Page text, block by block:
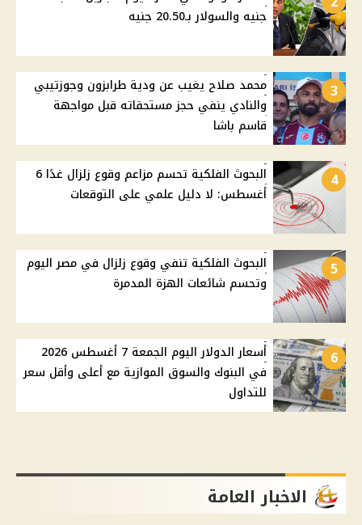
جنيه والسولار بـ20.50 جنيه
3
محمد صلاح يغيب عن ودية طرابزون وجوزتيبي
والنادي ينفي حجز مستحقاته قبل مواجهة
قاسم باشا
4
البحوث الفلكية تحسم مزاعم وقوع زلزال غدًا 6
أغسطس: لا دليل علمي على التوقعات
5
البحوث الفلكية تنفي وقوع زلزال في مصر اليوم
وتحسم شائعات الهزة المدمرة
6
أسعار الدولار اليوم الجمعة 7 أغسطس 2026
في البنوك والسوق الموازية مع أعلى وأقل سعر
للتداول
الاخبار العامة